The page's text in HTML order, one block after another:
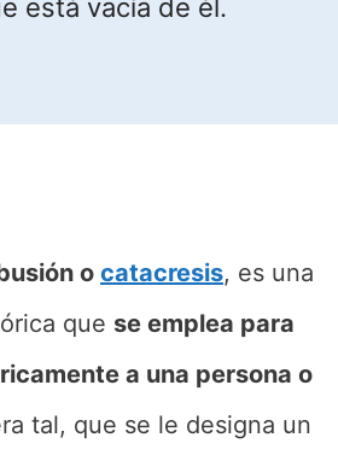
está vacía de él.
o catacresis, es una
que se emplea para
a una persona o
tal, que se le designa un